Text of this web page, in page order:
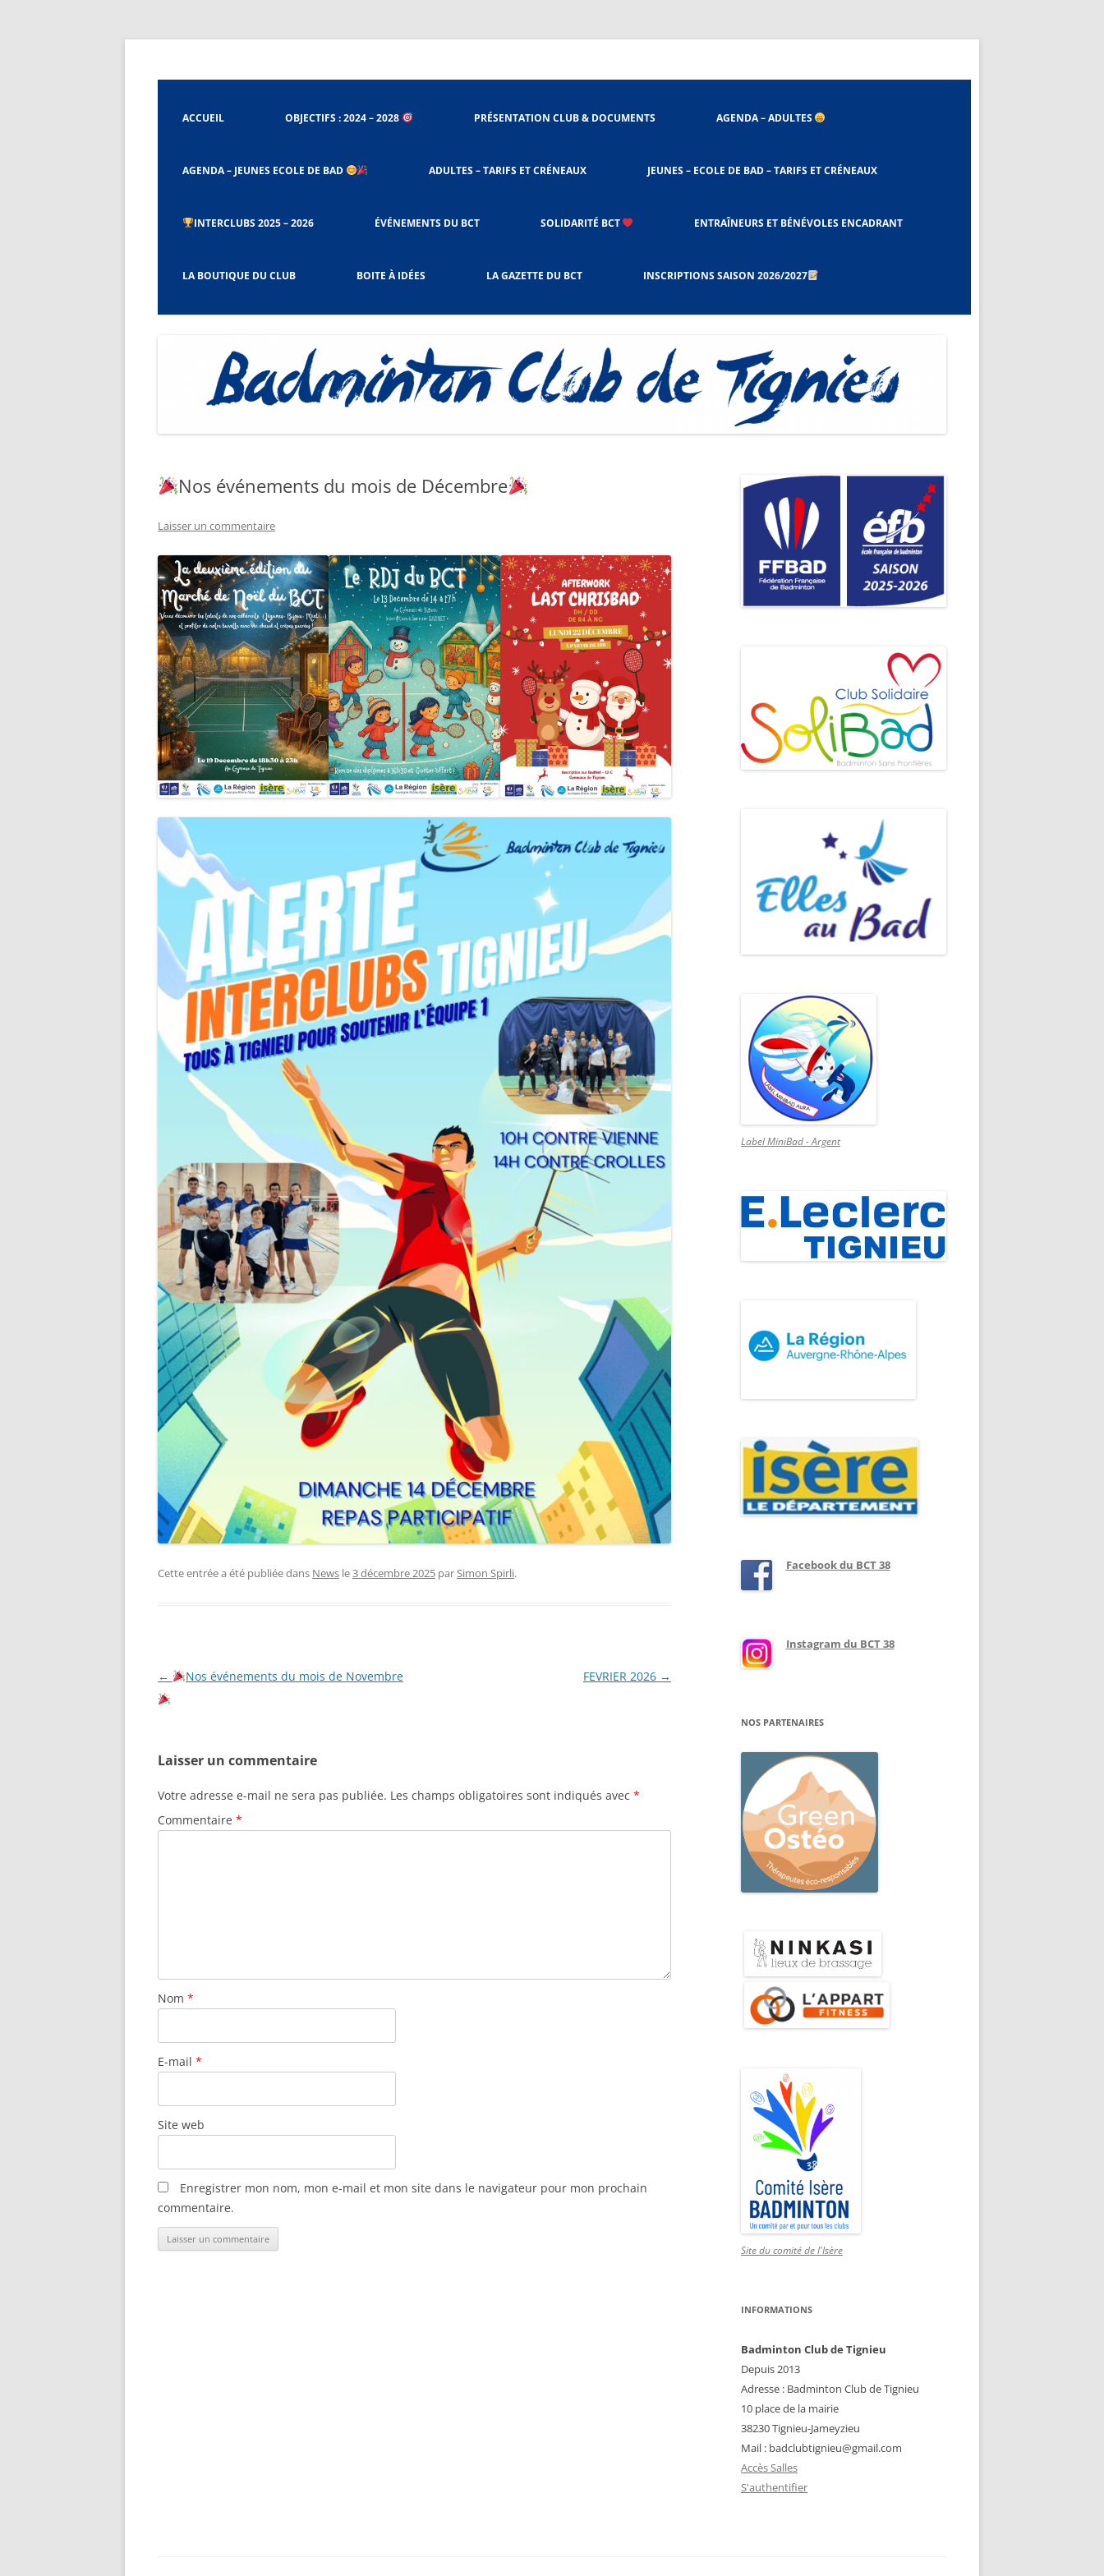
Aller
Badminton Club Tignieu
ACCUEIL OBJECTIFS : 2024 – 2028 PRÉSENTATION CLUB & DOCUMENTS
LE RÈGLEMENT INTÉRIEUR
ADULTES & JEUNES
LES CRÉNEAUX ET TARIFS
RESPONSABLES CRÉNEAUX –
PROCÉDURE
AGENDA – ADULTES
AGENDA – JEUNES ECOLE DE BAD ADULTES – TARIFS ET CRÉNEAUX JEUNES – ECOLE DE BAD – TARIFS ET CRÉNEAUX
INTERCLUBS 2025 – 2026 ÉVÉNEMENTS DU BCT SOLIDARITÉ BCT ENTRAÎNEURS ET BÉNÉVOLES ENCADRANT
LA BOUTIQUE DU CLUB BOITE À IDÉES LA GAZETTE DU BCT INSCRIPTIONS SAISON 2026/2027
Nos événements du mois de Décembre
Laisser un commentaire
Cette entrée a été publiée dans News le3 décembre 2025 par Simon Spirli.
Navigation
des
← Nos événements du mois de Novembre FEVRIER 2026 →
Laisser un commentaire
Votre adresse e-mail ne sera pas publiée. Les champs obligatoires sont indiqués avec *
Commentaire *
Nom *
E-mail *
Site web
Enregistrer mon nom, mon e-mail et mon site dans le navigateur pour mon prochain
commentaire.
Label MiniBad - Argent
Facebook du BCT 38
Instagram du BCT 38
NOS PARTENAIRES
Site du comité de l'Isère
INFORMATIONS
Badminton Club de Tignieu
Depuis 2013
Adresse : Badminton Club de Tignieu
10 place de la mairie
38230 Tignieu-Jameyzieu
Mail : badclubtignieu@gmail.com
Accès Salles
S'authentifier